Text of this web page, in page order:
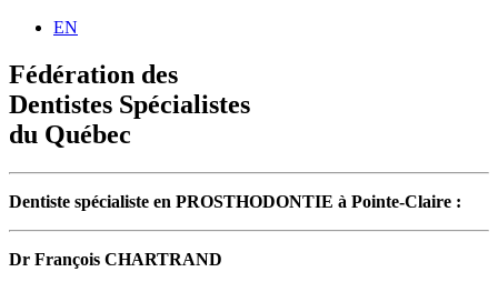
EN
Fédération des
Dentistes Spécialistes
du Québec
Dentiste spécialiste en PROSTHODONTIE à Pointe-Claire :
Dr François CHARTRAND